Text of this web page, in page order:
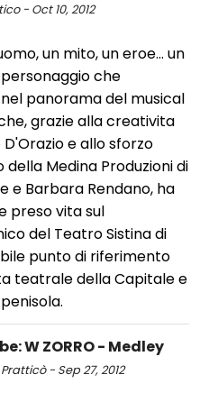
- Oct 10, 2012
un mito, un eroe... un
che
panorama del musical
grazie alla creativita
e allo sforzo
Medina Produzioni di
e Barbara Rendano, ha
preso vita sul
del Teatro Sistina di
punto di riferimento
teatrale della Capitale e
W ZORRO - Medley
- Sep 27, 2012